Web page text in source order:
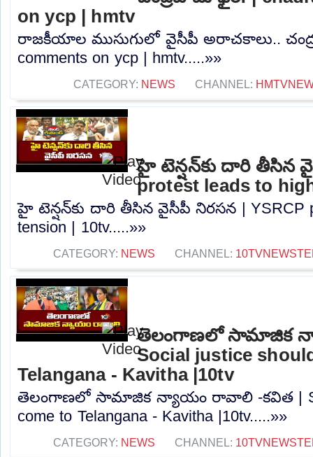
on ycp | hmtv
రాజకీయాల ముసుగులో వైసీపీ అరాచకాలు..
comments on ycp | hmtv.....»»
CATEGORY: NEWS CHANNEL:
హై టెన్షన్‌కు దారి తీసిన
protest leads to
హై టెన్షన్‌కు దారి తీసిన వైసీపీ నిరసన | YSRCP
tension | 10tv.....»»
CATEGORY: NEWS CHANNEL:
తెలంగాణలో సామాజిక
Social justice
Telangana - Kavitha |10tv
తెలంగాణలో సామాజిక న్యాయం రావాలి -కవిత |
come to Telangana - Kavitha |10tv.....»»
CATEGORY: NEWS CHANNEL: